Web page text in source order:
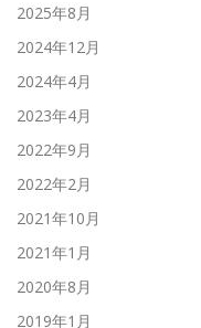
2025年8月
2024年12月
2024年4月
2023年4月
2022年9月
2022年2月
2021年10月
2021年1月
2020年8月
2019年1月